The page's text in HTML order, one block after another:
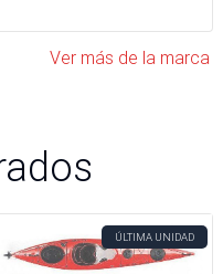
Ver más de la marca
ÚLTIMA UNIDAD